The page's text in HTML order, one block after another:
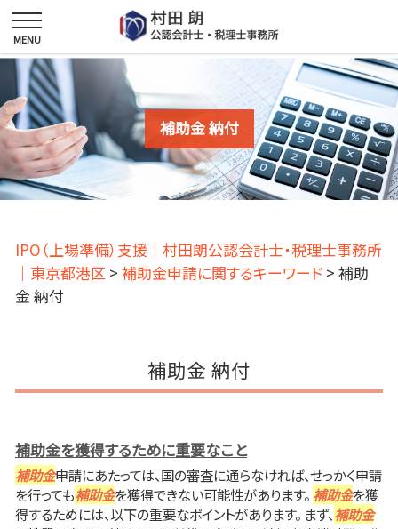
補助金 納付
IPO（上場準備）支援｜村田朗公認会計士・税理士事務所
｜東京都港区 > 補助金申請に関するキーワード > 補助
金 納付
補助金 納付
補助金を獲得するために重要なこと
補助金申請にあたっては、国の審査に通らなければ、せっかく申請
を行っても補助金を獲得できない可能性があります。 補助金を獲
得するためには、以下の重要なポイントがあります。 まず、補助金